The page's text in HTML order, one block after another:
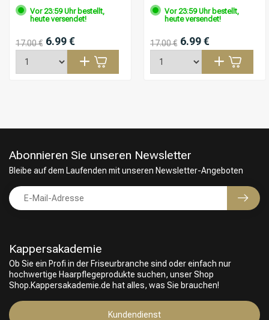
Vor 23:59 Uhr bestellt,
heute versendet!
17.00 € 6.99 €
Vor 23:59 Uhr bestellt,
heute versendet!
17.00 € 6.99 €
Kappersakademie
Ob Sie ein Profi in der Friseurbranche sind oder einfach nur
hochwertige Haarpflegeprodukte suchen, unser Shop
Shop.Kappersakademie.de hat alles, was Sie brauchen!
Kundendienst
Abonnieren Sie unseren Newsletter
Bleibe auf dem Laufenden mit unseren Newsletter-Angeboten